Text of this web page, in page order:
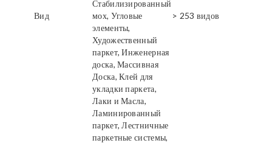
Вид
Стабилизированный
мох, Угловые
элементы,
Художественный
паркет, Инженерная
доска, Массивная
Доска, Клей для
укладки паркета,
Лаки и Масла,
Ламинированный
паркет, Лестничные
паркетные системы,
> 253 видов